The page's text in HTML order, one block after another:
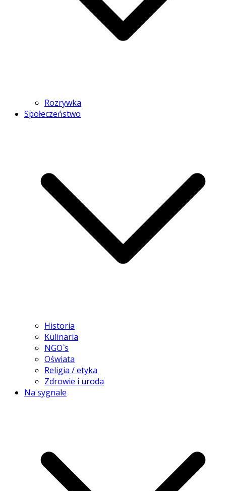
Rozrywka
Społeczeństwo
Historia
Kulinaria
NGO`s
Oświata
Religia / etyka
Zdrowie i uroda
Na sygnale